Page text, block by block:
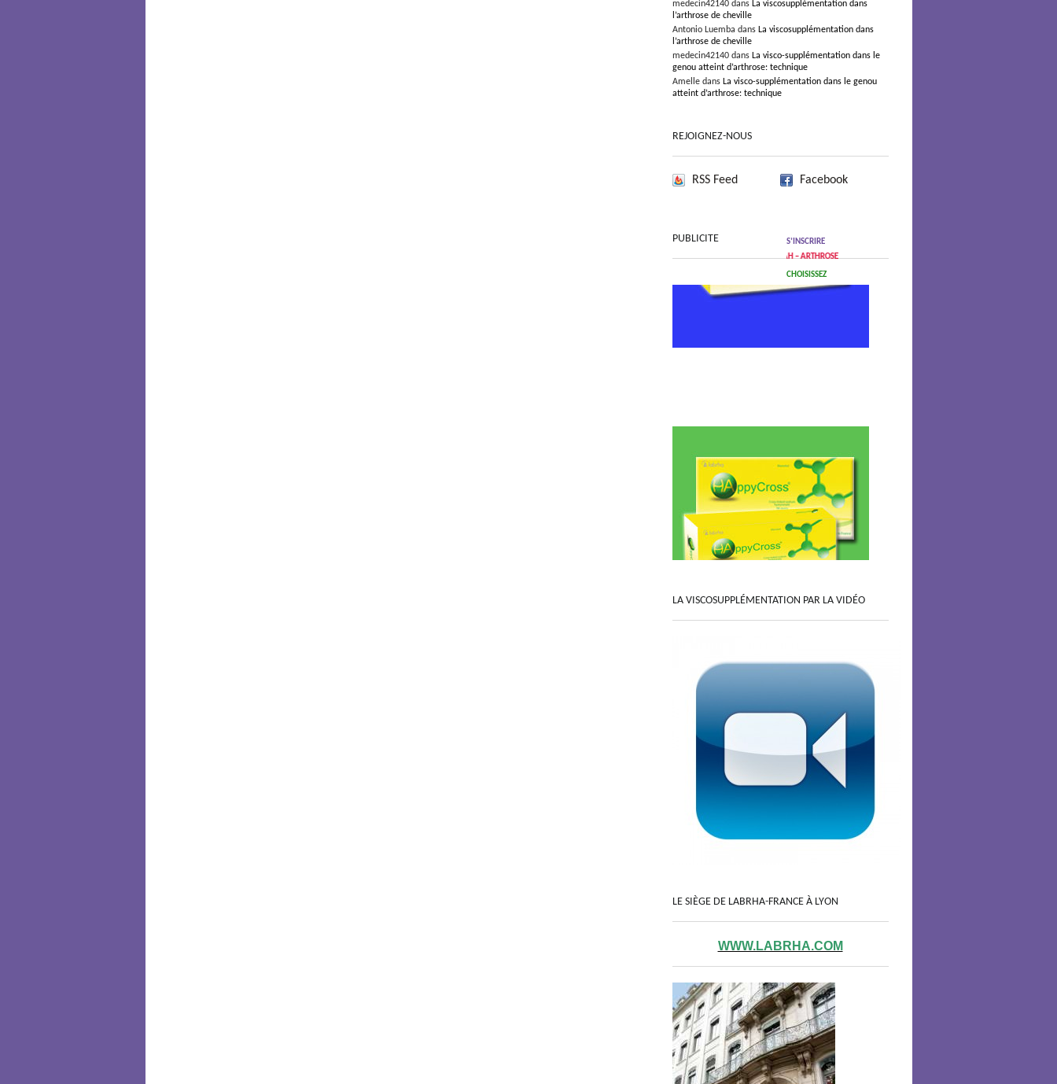
medecin42140 dans La viscosupplémentation dans
l’arthrose de cheville
Antonio Luemba dans La viscosupplémentation dans
l’arthrose de cheville
medecin42140 dans La visco-supplémentation dans le
genou atteint d’arthrose: technique
Amelle dans La visco-supplémentation dans le genou
atteint d’arthrose: technique
REJOIGNEZ-NOUS
RSS Feed Facebook
S’INSCRIRE
ARTICLES RÉCENTS : AH – ARTHROSE
CHOISISSEZ
PUBLICITE
LA VISCOSUPPLÉMENTATION PAR LA VIDÉO
LE SIÈGE DE LABRHA-FRANCE À LYON
WWW.LABRHA.COM